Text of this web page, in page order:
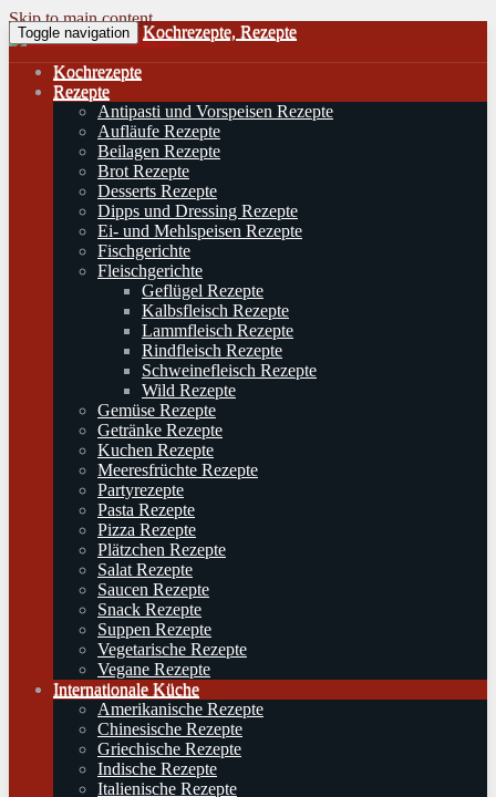
Skip to main content
Toggle navigation Kochrezepte, Rezepte
Kochrezepte
Rezepte
Antipasti und Vorspeisen Rezepte
Aufläufe Rezepte
Beilagen Rezepte
Brot Rezepte
Desserts Rezepte
Dipps und Dressing Rezepte
Ei- und Mehlspeisen Rezepte
Fischgerichte
Fleischgerichte
Geflügel Rezepte
Kalbsfleisch Rezepte
Lammfleisch Rezepte
Rindfleisch Rezepte
Schweinefleisch Rezepte
Wild Rezepte
Gemüse Rezepte
Getränke Rezepte
Kuchen Rezepte
Meeresfrüchte Rezepte
Partyrezepte
Pasta Rezepte
Pizza Rezepte
Plätzchen Rezepte
Salat Rezepte
Saucen Rezepte
Snack Rezepte
Suppen Rezepte
Vegetarische Rezepte
Vegane Rezepte
Internationale Küche
Amerikanische Rezepte
Chinesische Rezepte
Griechische Rezepte
Indische Rezepte
Italienische Rezepte